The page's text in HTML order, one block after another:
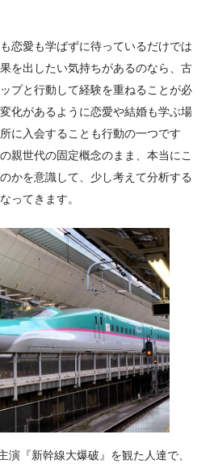
恋愛も学ばずに待っているだけでは
を出したい気持ちがあるのなら、古
プと行動して経験を重ねることが必
化があるように恋愛や結婚も学ぶ場
に入会することも行動の一つです
親世代の固定概念のまま、本当にこ
かを意識して、少し考えて分析する
ってきます。
演『新幹線大爆破』を観た人達で、